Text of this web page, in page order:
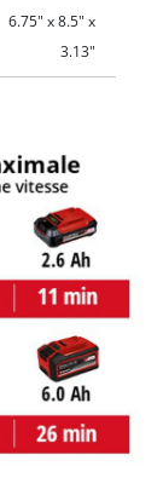
6.75" x 8.5" x
3.13"